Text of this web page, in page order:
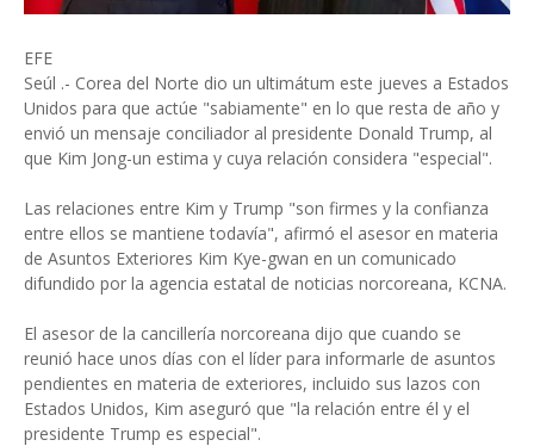
EFE
Seúl .- Corea del Norte dio un ultimátum este jueves a Estados
Unidos para que actúe "sabiamente" en lo que resta de año y
envió un mensaje conciliador al presidente Donald Trump, al
que Kim Jong-un estima y cuya relación considera "especial".
Las relaciones entre Kim y Trump "son firmes y la confianza
entre ellos se mantiene todavía", afirmó el asesor en materia
de Asuntos Exteriores Kim Kye-gwan en un comunicado
difundido por la agencia estatal de noticias norcoreana, KCNA.
El asesor de la cancillería norcoreana dijo que cuando se
reunió hace unos días con el líder para informarle de asuntos
pendientes en materia de exteriores, incluido sus lazos con
Estados Unidos, Kim aseguró que "la relación entre él y el
presidente Trump es especial".